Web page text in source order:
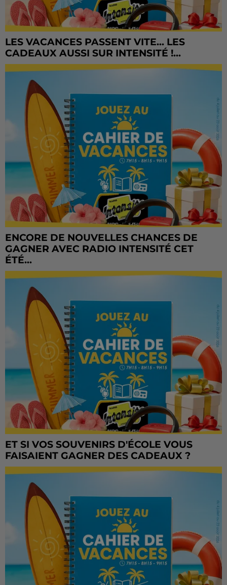
LES VACANCES PASSENT VITE... LES
CADEAUX AUSSI SUR INTENSITÉ !...
ENCORE DE NOUVELLES CHANCES DE
GAGNER AVEC RADIO INTENSITÉ CET
ÉTÉ...
ET SI VOS SOUVENIRS D'ÉCOLE VOUS
FAISAIENT GAGNER DES CADEAUX ?